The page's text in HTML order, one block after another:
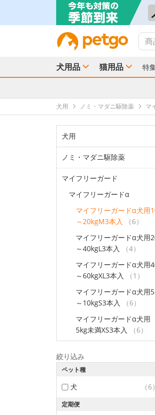
犬用品 猫用品 特
犬用 ノミ・マダニ駆除薬 マ
犬用
ノミ・マダニ駆除薬
マイフリーガード
マイフリーガードα
マイフリーガードα犬用
～20kgM3本入
（6）
マイフリーガードα犬用
～40kgL3本入
（4）
マイフリーガードα犬用
～60kgXL3本入
（1）
マイフリーガードα犬用5
～10kgS3本入
（6）
マイフリーガードα犬用
5kg未満XS3本入
（6）
絞り込み
ペット種
犬 （6）
定期便